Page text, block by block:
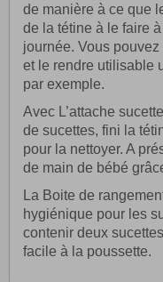
de manière à ce que
de la tétine à le faire
journée. Vous
et le rendre utilisable
par exemple.
Avec L’attache
de sucettes, fini la
pour la nettoyer. A
de main de bébé
La Boite de
hygiénique pour les
contenir deux
facile à la poussette.